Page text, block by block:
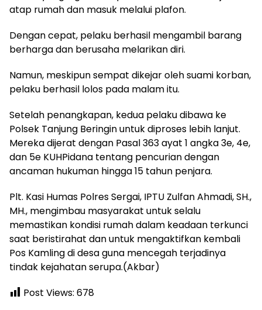
atap rumah dan masuk melalui plafon.
Dengan cepat, pelaku berhasil mengambil barang
berharga dan berusaha melarikan diri.
Namun, meskipun sempat dikejar oleh suami korban,
pelaku berhasil lolos pada malam itu.
Setelah penangkapan, kedua pelaku dibawa ke
Polsek Tanjung Beringin untuk diproses lebih lanjut.
Mereka dijerat dengan Pasal 363 ayat 1 angka 3e, 4e,
dan 5e KUHPidana tentang pencurian dengan
ancaman hukuman hingga 15 tahun penjara.
Plt. Kasi Humas Polres Sergai, IPTU Zulfan Ahmadi, SH.,
MH., mengimbau masyarakat untuk selalu
memastikan kondisi rumah dalam keadaan terkunci
saat beristirahat dan untuk mengaktifkan kembali
Pos Kamling di desa guna mencegah terjadinya
tindak kejahatan serupa.(Akbar)
Post Views: 678